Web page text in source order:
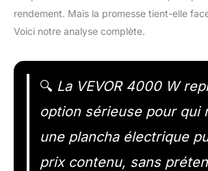
rendement. Mais la promesse tient-elle
Voici notre analyse complète.
🔍 La VEVOR 4000 W
option sérieuse pour qui
une plancha électrique
prix contenu, sans